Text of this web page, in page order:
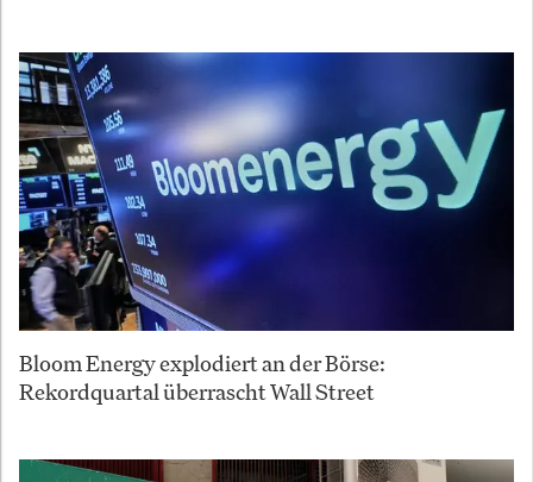
Bloom Energy explodiert an der Börse:
Rekordquartal überrascht Wall Street